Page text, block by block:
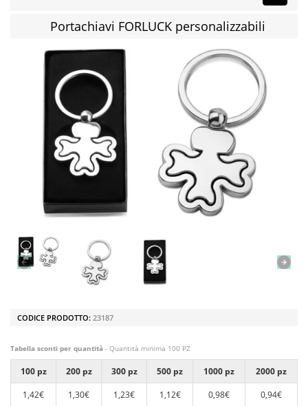
Portachiavi FORLUCK personalizzabili
CODICE PRODOTTO: 23187
Tabella sconti per quantità - Quantità minima 100 PZ
100 pz 200 pz 300 pz 500 pz 1000 pz
2000 pz
1,42€
1,30€ 1,23€ 1,12€ 0,98€ 0,94€